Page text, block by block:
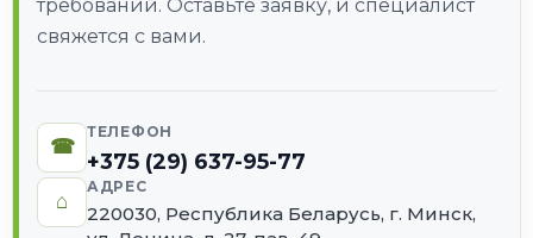
требований. Оставьте заявку, и специалист
свяжется с вами.
☎
ТЕЛЕФОН
+375 (29) 637-95-77
⌂
АДРЕС
220030, Республика Беларусь, г. Минск,